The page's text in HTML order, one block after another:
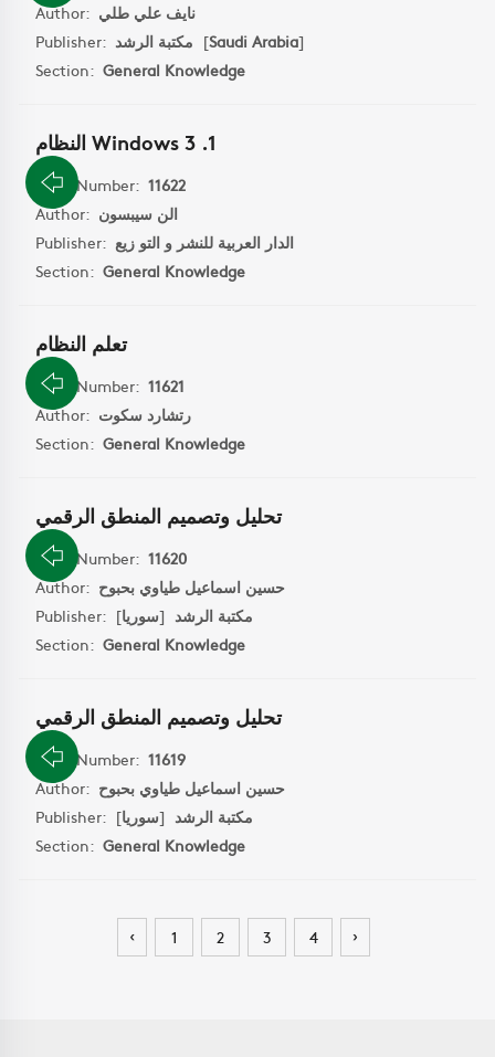
Author: نايف علي طلي
Publisher: مكتبة الرشد [Saudi Arabia]
Section: General Knowledge
النظام Windows 3 .1
Book Number: 11622
Author: الن سيبسون
Publisher: الدار العربية للنشر و التو زيع
Section: General Knowledge
تعلم النظام
Book Number: 11621
Author: رتشارد سكوت
Section: General Knowledge
تحليل وتصميم المنطق الرقمي
Book Number: 11620
Author: حسين اسماعيل طياوي بحبوح
Publisher:
مكتبة الرشد [سوريا]
Section: General Knowledge
تحليل وتصميم المنطق الرقمي
Book Number: 11619
Author: حسين اسماعيل طياوي بحبوح
Publisher:
مكتبة الرشد [سوريا]
Section: General Knowledge
‹ 1 2 3 4 ›